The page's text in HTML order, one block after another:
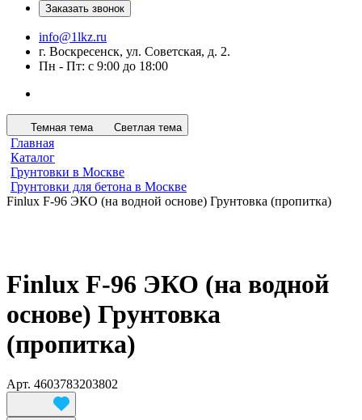
Заказать звонок
info@1lkz.ru
г. Воскресенск, ул. Советская, д. 2.
Пн - Пт: с 9:00 до 18:00
Темная тема Светлая тема
Главная
Каталог
Грунтовки в Москве
Грунтовки для бетона в Москве
Finlux F-96 ЭКО (на водной основе) Грунтовка (пропитка)
Finlux F-96 ЭКО (на водной
основе) Грунтовка
(пропитка)
Арт. 4603783203802